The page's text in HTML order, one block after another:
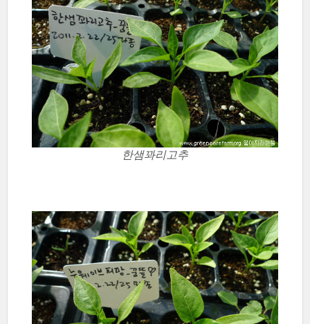
한샘꽈리고추